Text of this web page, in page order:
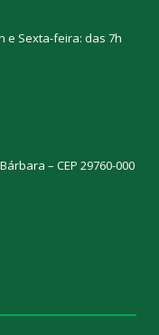
e Sexta-feira: das 7h
– CEP 29760-000